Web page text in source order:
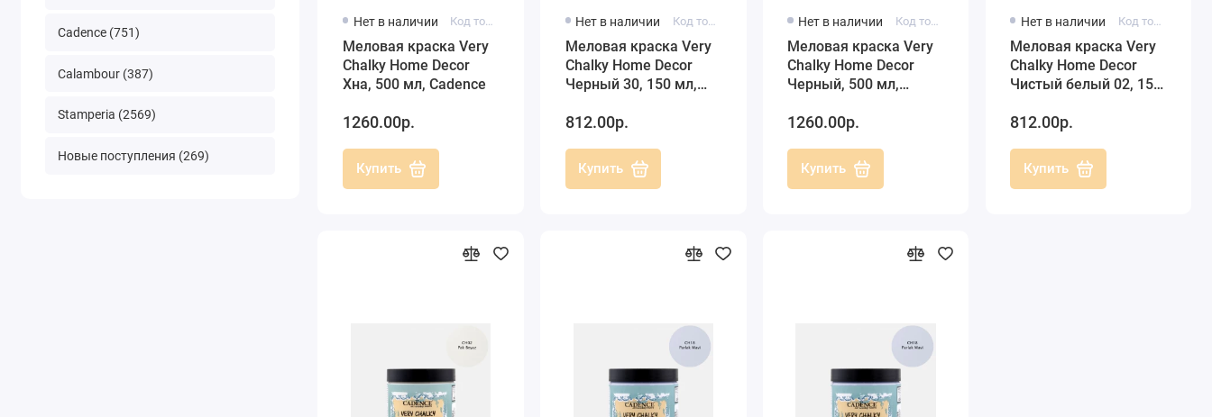
Cadence (751)
Calambour (387)
Stamperia (2569)
Новые поступления (269)
Нет в наличии Код товара: CH57-500
Меловая краска Very
Chalky Home Decor
Хна, 500 мл, Cadence
1260.00р.
Купить
Нет в наличии Код товара: 0100200300150
Меловая краска Very
Chalky Home Decor
Черный 30, 150 мл,
812.00р.
Купить
Нет в наличии Код товара: CH30-500
Меловая краска Very
Chalky Home Decor
Черный, 500 мл,
1260.00р.
Купить
Нет в наличии Код товара: 0100200020150
Меловая краска Very
Chalky Home Decor
Чистый белый 02, 150
812.00р.
Купить